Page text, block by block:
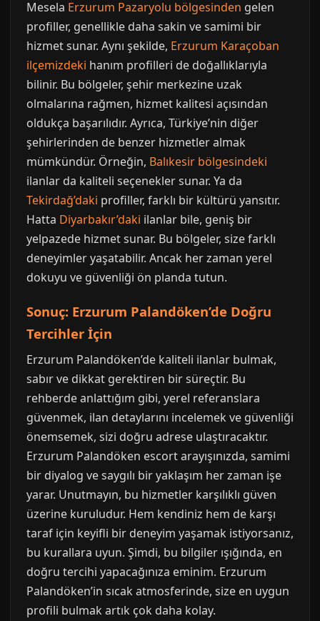
Mesela Erzurum Pazaryolu bölgesinden gelen
profiller, genellikle daha sakin ve samimi bir
hizmet sunar. Aynı şekilde, Erzurum Karaçoban
ilçemizdeki hanım profilleri de doğallıklarıyla
bilinir. Bu bölgeler, şehir merkezine uzak
olmalarına rağmen, hizmet kalitesi açısından
oldukça başarılıdır. Ayrıca, Türkiye’nin diğer
şehirlerinden de benzer hizmetler almak
mümkündür. Örneğin, Balıkesir bölgesindeki
ilanlar da kaliteli seçenekler sunar. Ya da
Tekirdağ’daki profiller, farklı bir kültürü yansıtır.
Hatta Diyarbakır’daki ilanlar bile, geniş bir
yelpazede hizmet sunar. Bu bölgeler, size farklı
deneyimler yaşatabilir. Ancak her zaman yerel
dokuyu ve güvenliği ön planda tutun.
Sonuç: Erzurum Palandöken’de Doğru
Tercihler İçin
Erzurum Palandöken’de kaliteli ilanlar bulmak,
sabır ve dikkat gerektiren bir süreçtir. Bu
rehberde anlattığım gibi, yerel referanslara
güvenmek, ilan detaylarını incelemek ve güvenliği
önemsemek, sizi doğru adrese ulaştıracaktır.
Erzurum Palandöken escort arayışınızda, samimi
bir diyalog ve saygılı bir yaklaşım her zaman işe
yarar. Unutmayın, bu hizmetler karşılıklı güven
üzerine kuruludur. Hem kendiniz hem de karşı
taraf için keyifli bir deneyim yaşamak istiyorsanız,
bu kurallara uyun. Şimdi, bu bilgiler ışığında, en
doğru tercihi yapacağınıza eminim. Erzurum
Palandöken’in sıcak atmosferinde, size en uygun
profili bulmak artık çok daha kolay.